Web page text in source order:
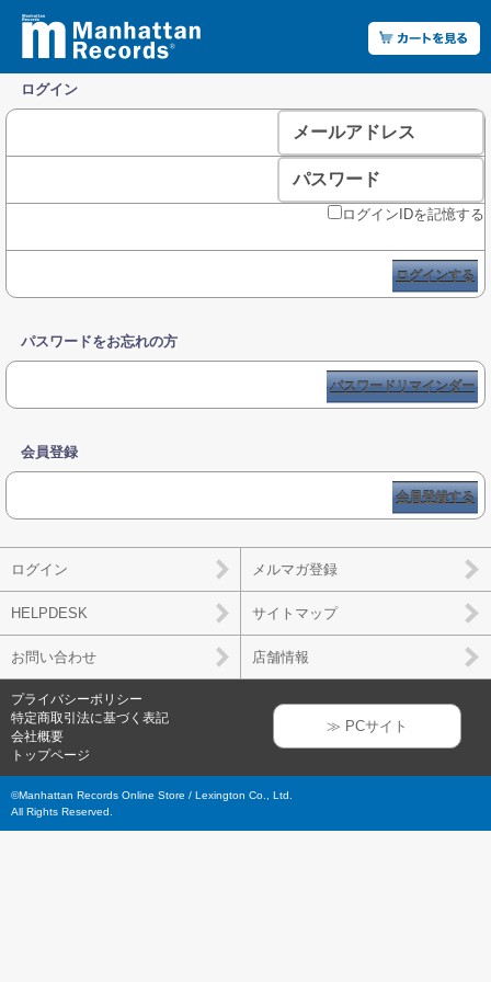
ログイン
メールアドレス
パスワード
ログインIDを記憶する
ログインする
パスワードをお忘れの方
パスワードリマインダー
会員登録
会員登録する
ログイン メルマガ登録
HELPDESK サイトマップ
お問い合わせ 店舗情報
プライバシーポリシー
特定商取引法に基づく表記
会社概要
トップページ
≫ PCサイト
©Manhattan Records Online Store / Lexington Co., Ltd.
All Rights Reserved.